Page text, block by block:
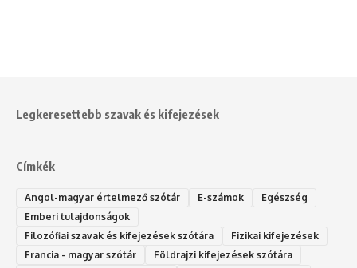
Legkeresettebb szavak és kifejezések
Címkék
Angol-magyar értelmező szótár E-számok
Egészség
Emberi tulajdonságok
Filozófiai szavak és kifejezések szótára
Fizikai kifejezések
Francia - magyar szótár
Földrajzi kifejezések szótára